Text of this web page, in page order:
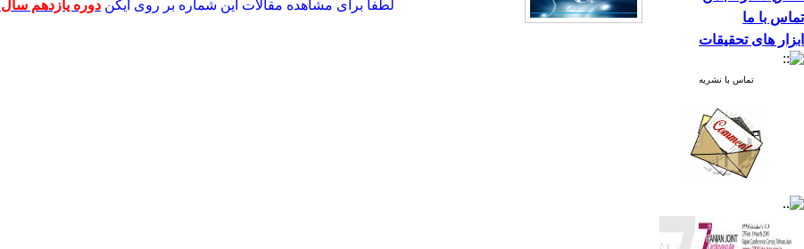
تماس با ما
ابزار های تحقیقات
تماس با نشریه
صندوق پستی:
تلفاکس: 23922270-021
لطفا برای مشاهده مقالات این شماره بر روی آیکن دوره یازدهم سال